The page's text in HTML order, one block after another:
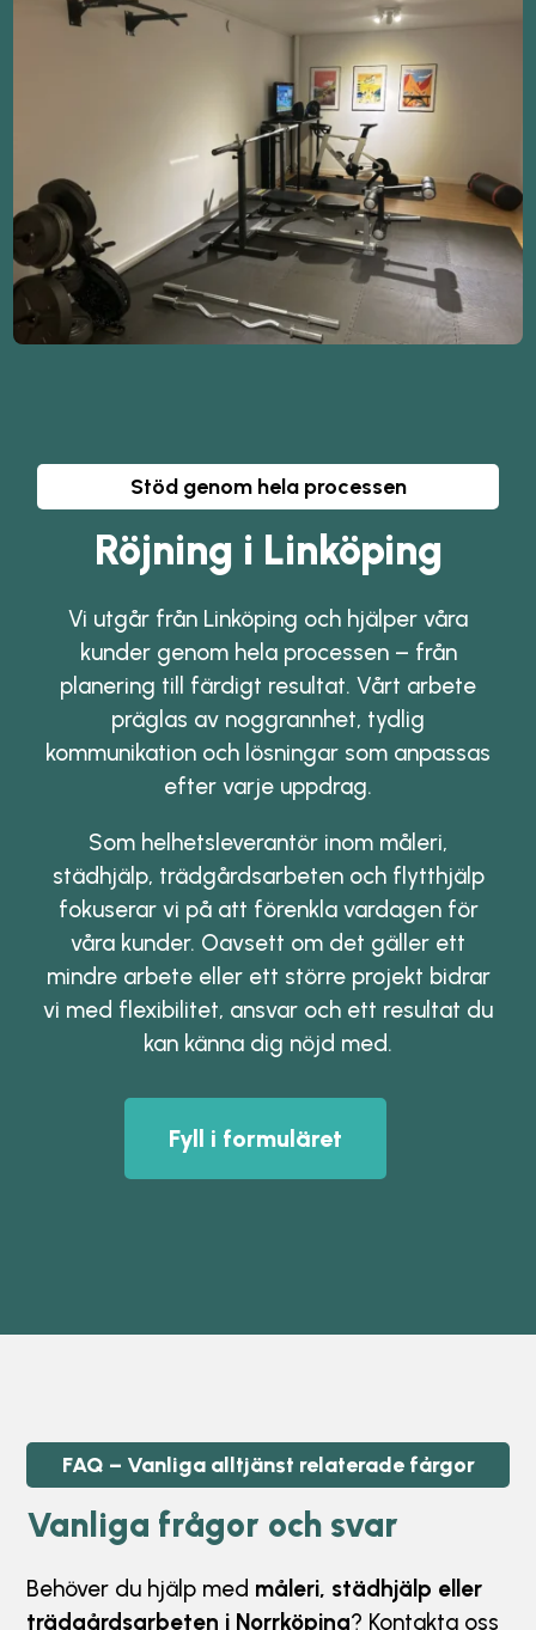
Stöd genom hela processen
Röjning i Linköping
Vi utgår från Linköping och hjälper våra
kunder genom hela processen – från
planering till färdigt resultat. Vårt arbete
präglas av noggrannhet, tydlig
kommunikation och lösningar som anpassas
efter varje uppdrag.
Som helhetsleverantör inom måleri,
städhjälp, trädgårdsarbeten och flytthjälp
fokuserar vi på att förenkla vardagen för
våra kunder. Oavsett om det gäller ett
mindre arbete eller ett större projekt bidrar
vi med flexibilitet, ansvar och ett resultat du
kan känna dig nöjd med.
Fyll i formuläret
FAQ – Vanligaalltjänst relateradefårgor
Vanliga frågor och svar
Behöver du hjälp med måleri, städhjälp eller
trädgårdsarbeten i Norrköping? Kontakta oss